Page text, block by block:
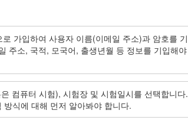
가입하여 사용자 이름(이메일 주소)과 암호를 기
주소, 국적, 모국어, 출생년월 등 정보를 기입해야
컴퓨터 시험), 시험장 및 시험일시를 선택합니다.
식에 대해 먼저 알아봐야 합니다.